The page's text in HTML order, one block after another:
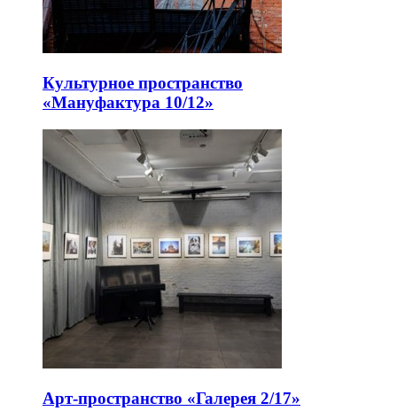
Культурное пространство
«Мануфактура 10/12»
Арт-пространство «Галерея 2/17»